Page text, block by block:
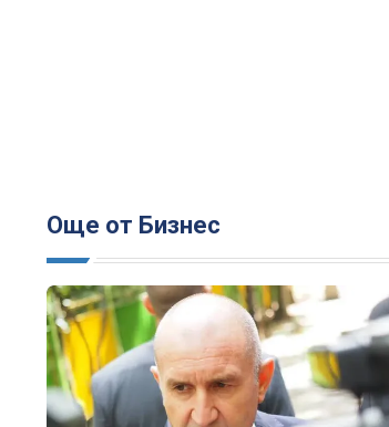
Още от Бизнес